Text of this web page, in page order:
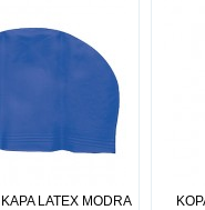
LATEX MODRA